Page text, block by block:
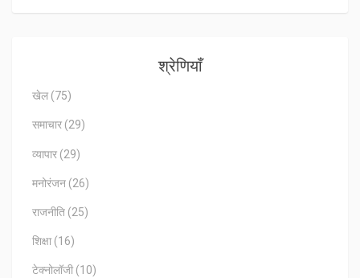
श्रेणियाँ
खेल (75)
समाचार (29)
व्यापार (29)
मनोरंजन (26)
राजनीति (25)
शिक्षा (16)
टेक्नोलॉजी (10)